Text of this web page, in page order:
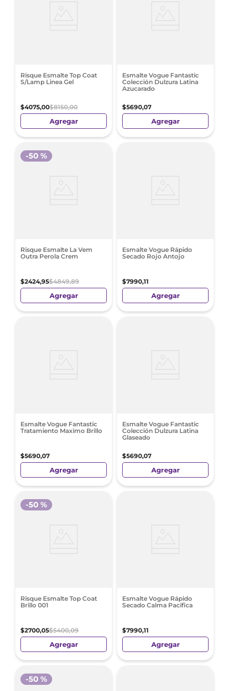
Risque Esmalte Top Coat
S/Lamp Linea Gel
$4075,00$8150,00
Agregar
Esmalte Vogue Fantastic
Colección Dulzura Latina
Azucarado
$5690,07
Agregar
Risque Esmalte La Vem
Outra Perola Crem
$2424,95$4849,89
-50 %
Agregar
Esmalte Vogue Rápido
Secado Rojo Antojo
$7990,11
Agregar
Esmalte Vogue Fantastic
Tratamiento Maximo Brillo
$5690,07
Agregar
Esmalte Vogue Fantastic
Colección Dulzura Latina
Glaseado
$5690,07
Agregar
Risque Esmalte Top Coat
Brillo 001
$2700,05$5400,09
-50 %
Agregar
Esmalte Vogue Rápido
Secado Calma Pacífica
$7990,11
Agregar
-50 %